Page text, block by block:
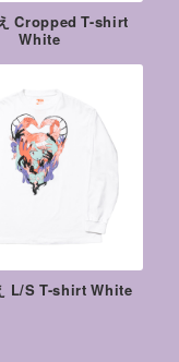
Cropped T-shirt
White
L/S T-shirt White